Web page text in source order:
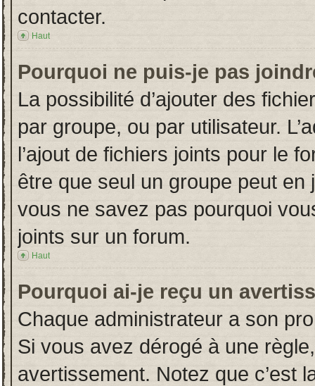
contacter.
Haut
Pourquoi ne puis-je pas
La possibilité d’ajouter des
par groupe, ou par utilisateur.
l’ajout de fichiers joints pour le
être que seul un groupe peut en
vous ne savez pas pourquoi
joints sur un forum.
Haut
Pourquoi ai-je reçu un
Chaque administrateur a son
Si vous avez dérogé à une
avertissement. Notez que c’est